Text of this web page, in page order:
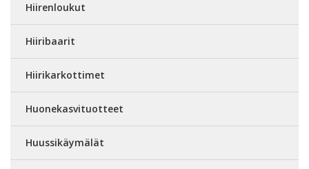
Hiirenloukut
Hiiribaarit
Hiirikarkottimet
Huonekasvituotteet
Huussikäymälät